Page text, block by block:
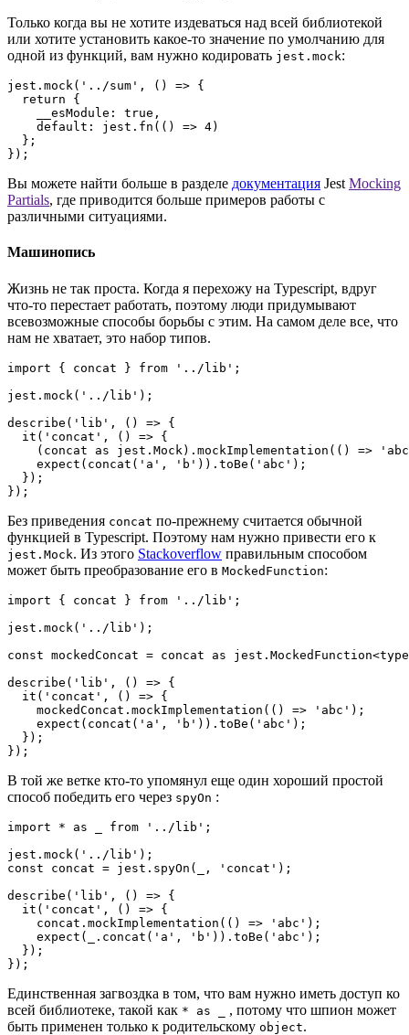
Только когда вы не хотите издеваться над всей библиотекой
или хотите установить какое-то значение по умолчанию для
одной из функций, вам нужно кодировать jest.mock:
jest.mock('../sum', () => {
  return {
    __esModule: true,
    default: jest.fn(() => 4)
  };
});
Вы можете найти больше в разделе документация Jest Mocking
Partials, где приводится больше примеров работы с
различными ситуациями.
Машинопись
Жизнь не так проста. Когда я перехожу на Typescript, вдруг
что-то перестает работать, поэтому люди придумывают
всевозможные способы борьбы с этим. На самом деле все, что
нам не хватает, это набор типов.
import { concat } from '../lib';
jest.mock('../lib');
describe('lib', () => {
  it('concat', () => {
(concat as jest.Mock).mockImplementation(() =>
    expect(concat('a', 'b')).toBe('abc');
  });
});
Без приведения concat по-прежнему считается обычной
функцией в Typescript. Поэтому нам нужно привести его к
jest.Mock. Из этого Stackoverflow правильным способом
может быть преобразование его в MockedFunction:
import { concat } from '../lib';
jest.mock('../lib');
const mockedConcat = concat as
describe('lib', () => {
  it('concat', () => {
    mockedConcat.mockImplementation(() => 'abc');
    expect(concat('a', 'b')).toBe('abc');
  });
});
В той же ветке кто-то упомянул еще один хороший простой
способ победить его через spyOn :
import * as _ from '../lib';
jest.mock('../lib');
const concat = jest.spyOn(_, 'concat');
describe('lib', () => {
  it('concat', () => {
    concat.mockImplementation(() => 'abc');
    expect(_.concat('a', 'b')).toBe('abc');
  });
});
Единственная загвоздка в том, что вам нужно иметь доступ ко
всей библиотеке, такой как * as _
, потому что шпион может
быть применен только к родительскому object.